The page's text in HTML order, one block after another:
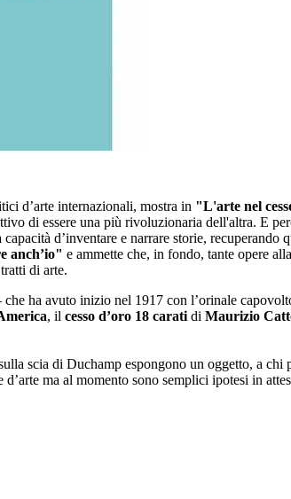
d’arte internazionali, mostra in "L'arte nel
di essere una più rivoluzionaria dell'altra. E
d’inventare e narrare storie,
anch’io" e ammette che, in fondo, tante opere
di arte.
ha avuto inizio nel 1917 con l’orinale
, il cesso d’oro 18 carati di Maurizio
scia di Duchamp espongono un oggetto, a chi
ma al momento sono semplici ipotesi in